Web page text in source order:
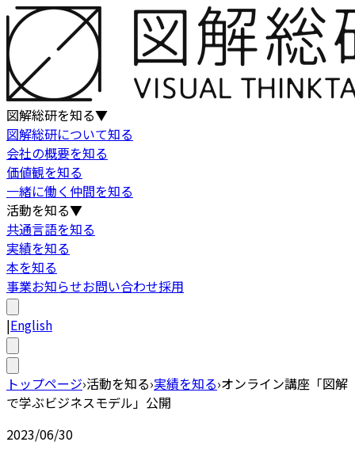
図解総研を知る▼
図解総研について知る
会社の概要を知る
価値観を知る
一緒に働く仲間を知る
活動を知る▼
共通言語を知る
実績を知る
本を知る
事業お知らせお問い合わせ採用
|English
トップページ›活動を知る›実績を知る›オンライン講座「図解
で学ぶビジネスモデル」公開
2023/06/30